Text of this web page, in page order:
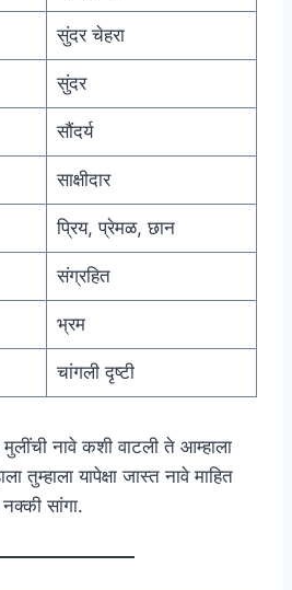
सुंदर चेहरा
सुंदर
सौंदर्य
साक्षीदार
प्रिय, प्रेमळ, छान
संग्रहित
भ्रम
चांगली दृष्टी
नावे कशी वाटली ते आम्हाला
तुम्हाला यापेक्षा जास्त नावे माहित
सांगा.